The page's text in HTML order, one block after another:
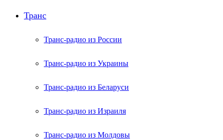
Транс
Транс-радио из России
Транс-радио из Украины
Транс-радио из Беларуси
Транс-радио из Израиля
Транс-радио из Молдовы